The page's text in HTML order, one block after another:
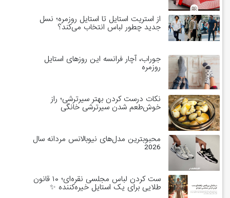
از استریت استایل تا استایل روزمره؛ نسل
جدید چطور لباس انتخاب می‌کند؟
جوراب، آچار فرانسه این روزهای استایل
روزمره
نکات درست کردن بهتر سیرترشی؛ راز
خوش‌طعم شدن سیرترشی خانگی
محبوبترین مدل‌های نیوبالانس مردانه سال
2026
ست کردن لباس مجلسی نقره‌ای؛ ۱۰ قانون
طلایی برای یک استایل خیره‌کننده ✨